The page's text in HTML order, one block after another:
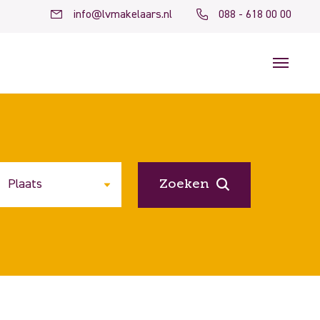
info@lvmakelaars.nl 088 - 618 00 00
Zoeken